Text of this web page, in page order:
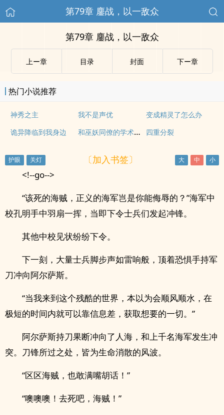
第79章 鏖战，以一敌众
第79章 鏖战，以一敌众
上ー章 目录 封面 下ー章
热门小说推荐
神秀之主 我不是声优
变成精灵了怎么办
诡异降临到我身边
和巫妖同僚的学术聚会 四重分裂
〔加入书签〕
<!--go-->
“该死的海贼，正义的海军岂是你能侮辱的？”海军中
校孔明手中羽扇一挥，当即下令士兵们发起冲锋。
其他中校见状纷纷下令。
下一刻，大量士兵脚步声如雷响般，顶着恐惧手持军
刀冲向阿尔萨斯。
“当我来到这个残酷的世界，本以为会顺风顺水，在
极短的时间内就可以靠信息差，获取想要的一切。”
阿尔萨斯持刀果断冲向了人海，和上千名海军发生冲
突。刀锋所过之处，皆为生命消散的风波。
“区区海贼，也敢满嘴胡话！”
“噢噢噢！去死吧，海贼！”